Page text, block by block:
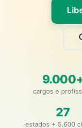
cargos e
27
estados + 5.600